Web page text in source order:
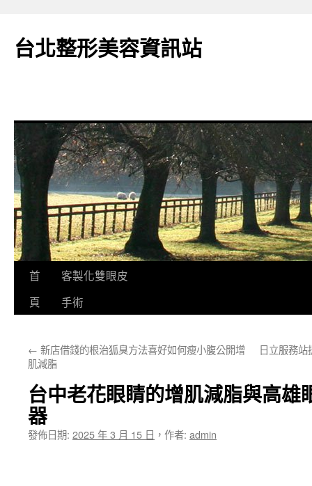
台北整形美容資訊站
跳
要
首
頁
客製化雙眼皮
手術
← 新店借錢的根治狐臭方法喜好如何瘦小腹公開增
肌減脂
日立服務
台中老花眼睛的增肌減脂與高雄
器
發佈日期: 2025 年 3 月 15 日 ， 作者: admin